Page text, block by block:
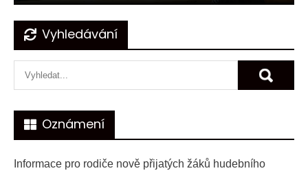
Navigace
pro
příspěvek
Vyhledávání
Oznámení
Informace pro rodiče nově přijatých žáků hudebního